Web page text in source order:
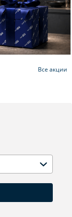
Все акции